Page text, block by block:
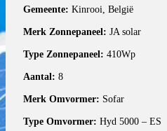
Gemeente: Kinrooi, België
Merk Zonnepaneel: JA solar
Type Zonnepaneel: 410Wp
Aantal: 8
Merk Omvormer: Sofar
Type Omvormer: Hyd 5000 – ES